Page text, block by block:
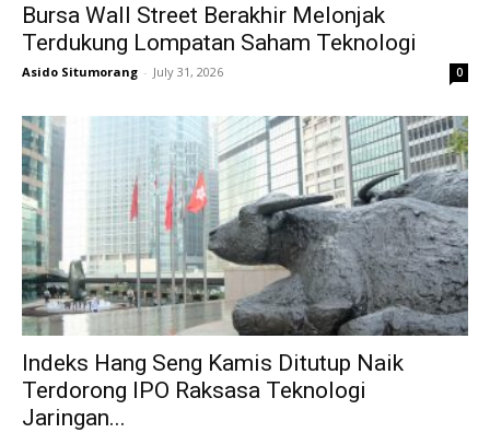
Bursa Wall Street Berakhir Melonjak
Terdukung Lompatan Saham Teknologi
Asido Situmorang - July 31, 2026 0
Indeks Hang Seng Kamis Ditutup Naik
Terdorong IPO Raksasa Teknologi
Jaringan...